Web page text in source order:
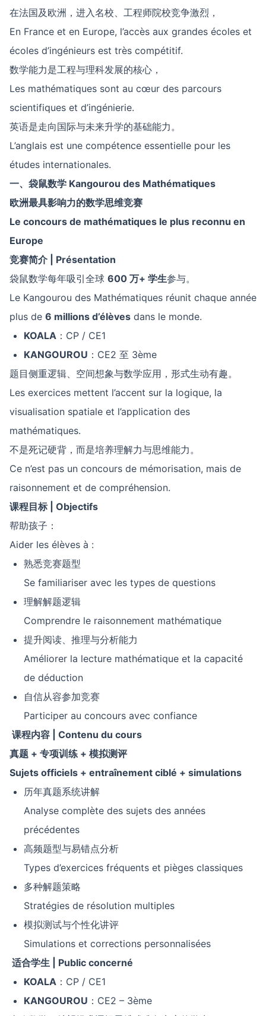
在法国及欧洲，进入名校、工程师院校竞争激烈，
En France et en Europe, l’accès aux grandes écoles et
écoles d’ingénieurs est très compétitif.
数学能力是工程与理科发展的核心，
Les mathématiques sont au cœur des parcours
scientifiques et d’ingénierie.
英语是走向国际与未来升学的基础能力。
L’anglais est une compétence essentielle pour les
études internationales.
一、袋鼠数学 Kangourou des Mathématiques
欧洲最具影响力的数学思维竞赛
Le concours de mathématiques le plus reconnu en
Europe
竞赛简介 | Présentation
袋鼠数学每年吸引全球 600 万+ 学生参与。
Le Kangourou des Mathématiques réunit chaque année
plus de 6 millions d’élèves dans le monde.
KOALA ：CP / CE1
KANGOUROU ：CE2 至 3ème
题目侧重逻辑、空间想象与数学应用，形式生动有趣。
Les exercices mettent l’accent sur la logique, la
visualisation spatiale et l’application des
mathématiques.
不是死记硬背，而是培养理解力与思维能力。
Ce n’est pas un concours de mémorisation, mais de
raisonnement et de compréhension.
课程目标| Objectifs
帮助孩子：
Aider les élèves à :
熟悉竞赛题型
Se familiariser avec les types de questions
理解解题逻辑
Comprendre le raisonnement mathématique
提升阅读、推理与分析能力
Améliorer la lecture mathématique et la capacité
de déduction
自信从容参加竞赛
Participer au concours avec confiance
课程内容 | Contenu du cours
真题 + 专项训练 + 模拟测评
Sujets officiels + entraînement ciblé + simulations
历年真题系统讲解
Analyse complète des sujets des années
précédentes
高频题型与易错点分析
Types d’exercices fréquents et pièges classiques
多种解题策略
Stratégies de résolution multiples
模拟测试与个性化讲评
Simulations et corrections personnalisées
适合学生 | Public concerné
KOALA ：CP / CE1
KANGOUROU ：CE2 – 3ème